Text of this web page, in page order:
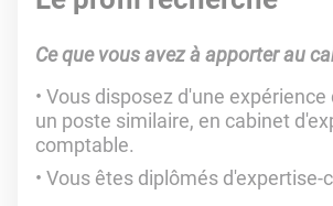
Ce que vous avez à apporter au
Vous disposez d'une expérience
un poste similaire, en cabinet
comptable.
Vous êtes diplômés d'expertise-